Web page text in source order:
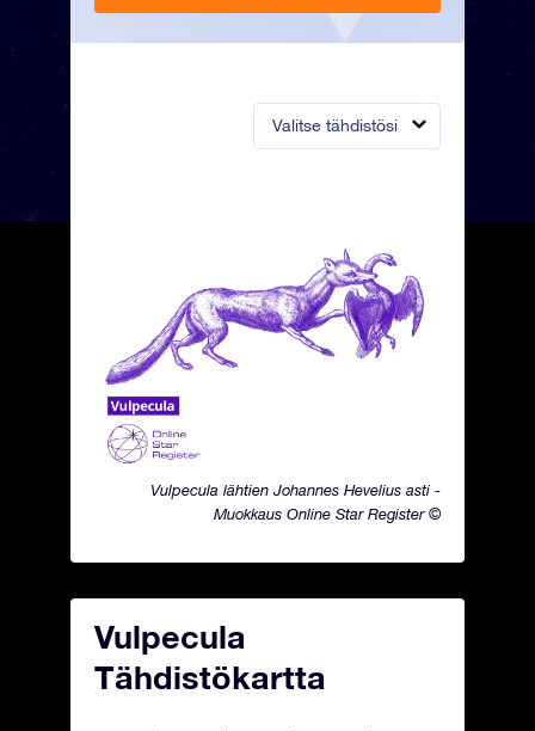
Valitse tähdistösi
Vulpecula lähtien Johannes Hevelius asti -
Muokkaus Online Star Register ©
Vulpecula
Tähdistökartta